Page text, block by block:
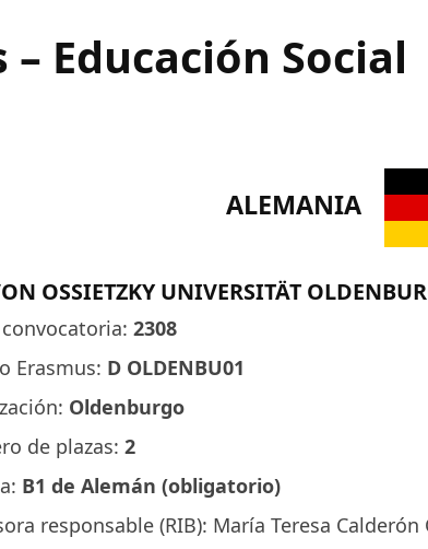
– Educación Social
ALEMANIA
OSSIETZKY UNIVERSITÄT
convocatoria: 2308
Erasmus: D OLDENBU01
Oldenburgo
de plazas: 2
B1 de Alemán (obligatorio)
responsable (RIB): María Teresa Calderón